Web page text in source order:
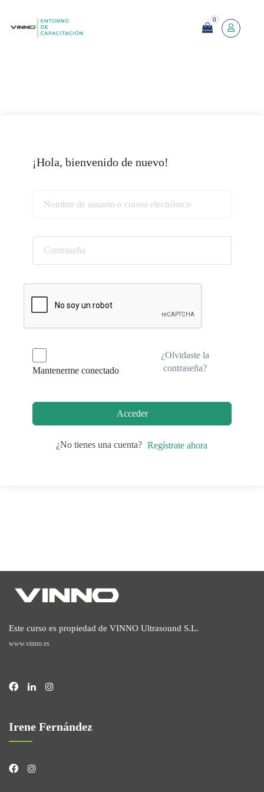
0
¡Hola, bienvenido de nuevo!
Mantenerme conectado
¿Olvidaste la
contraseña?
Acceder
¿No tienes una cuenta? Regístrate ahora
Este curso es propiedad de VINNO Ultrasound S.L.
www.vinno.es
Irene Fernández